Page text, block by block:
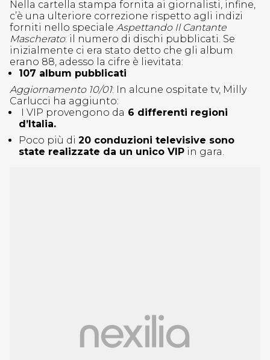
Nella cartella stampa fornita ai giornalisti, infine,
c’è una ulteriore correzione rispetto agli indizi
forniti nello speciale Aspettando Il Cantante
Mascherato: il numero di dischi pubblicati. Se
inizialmente ci era stato detto che gli album
erano 88, adesso la cifre è lievitata:
107 album pubblicati
Aggiornamento 10/01: In alcune ospitate tv, Milly
Carlucci ha aggiunto:
I VIP provengono da 6 differenti regioni
d’Italia.
Poco più di 20 conduzioni televisive sono
state realizzate da un unico VIP in gara.